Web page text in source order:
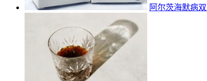
阿尔茨海默病